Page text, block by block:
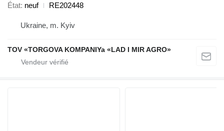
État neuf RE202448
Ukraine, m. Kyiv
TOV «TORGOVA KOMPANIYa «LAD I MIR AGRO»